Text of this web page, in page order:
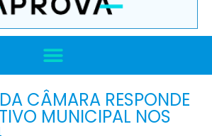
CÂMARA RESPONDE
MUNICIPAL NOS